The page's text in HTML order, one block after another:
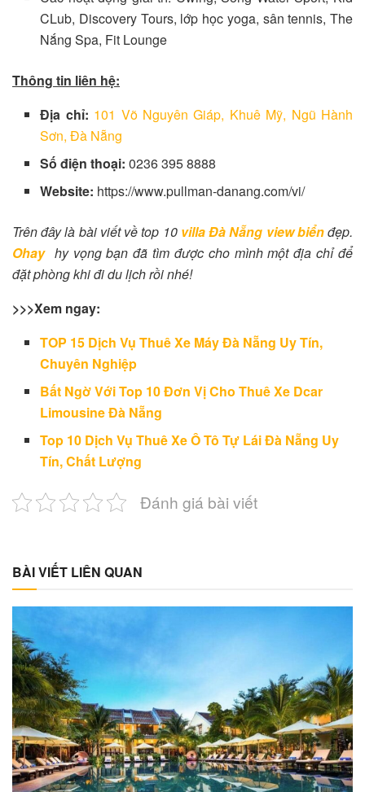
CLub, Discovery Tours, lớp học yoga, sân tennis, The
Nắng Spa, Fit Lounge
Thông tin liên hệ:
Địa chỉ: 101 Võ Nguyên Giáp, Khuê Mỹ, Ngũ Hành
Sơn, Đà Nẵng
Số điện thoại: 0236 395 8888
Website: https://www.pullman-danang.com/vi/
Trên đây là bài viết về top 10 villa Đà Nẵng view biểnđẹp.
Ohayhy vọng bạn đã tìm được cho mình một địa chỉ để
đặt phòng khi đi du lịch rồi nhé!
>>>Xem ngay:
TOP 15 Dịch Vụ Thuê Xe Máy Đà Nẵng Uy Tín,
Chuyên Nghiệp
Bất Ngờ Với Top 10 Đơn Vị Cho Thuê Xe Dcar
Limousine Đà Nẵng
Top 10 Dịch Vụ Thuê Xe Ô Tô Tự Lái Đà Nẵng Uy
Tín, Chất Lượng
Đánh giá bài viết
BÀI VIẾT LIÊN QUAN